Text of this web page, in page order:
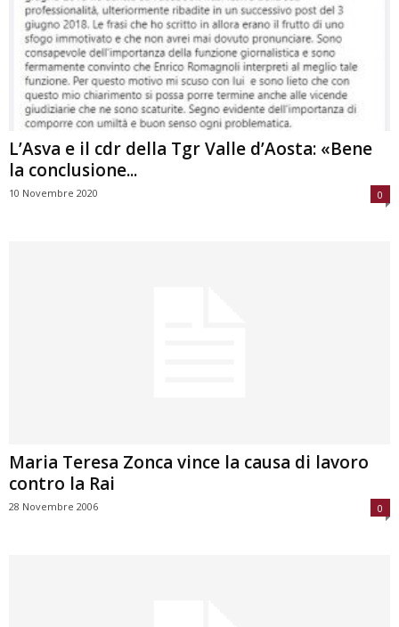
L’Asva e il cdr della Tgr Valle d’Aosta: «Bene
la conclusione...
10 Novembre 2020 0
Maria Teresa Zonca vince la causa di lavoro
contro la Rai
28 Novembre 2006 0